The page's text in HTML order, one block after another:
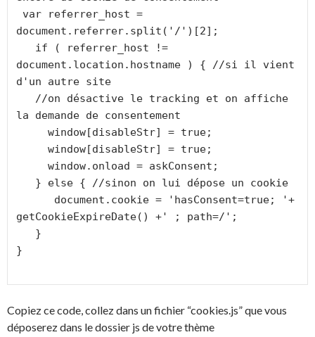
document.referrer.split('/')[2];
document.location.hostname ) { //si il vient
d'un autre site
la demande de consentement
getCookieExpireDate() +' ; path=/';
}
Copiez ce code, collez dans un fichier “cookies.js” que vous
déposerez dans le dossier js de votre thème